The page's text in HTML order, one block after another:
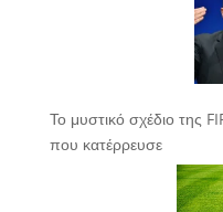
Το μυστικό σχέδιο της
που κατέρρευσε